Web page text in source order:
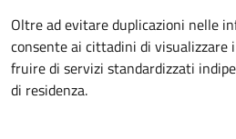
Oltre ad evitare duplicazioni nelle
consente ai cittadini di visualizzare
fruire di servizi standardizzati
di residenza.